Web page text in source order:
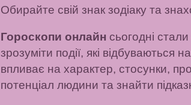
Обирайте свій знак зодіаку та
Гороскопи онлайн сьогодні
зрозуміти події, які відбуваються
впливає на характер, стосунки,
потенціал людини та знайти